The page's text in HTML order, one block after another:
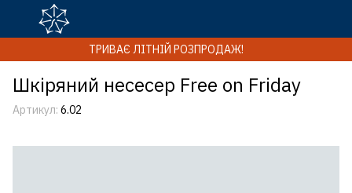
ТРИВАЄ ЛІТНІЙ РОЗПРОДАЖ!
Шкіряний несесер Free on Friday
Артикул: 6.02